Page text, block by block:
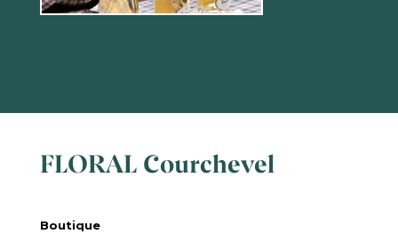
FLORAL Courchevel
Boutique